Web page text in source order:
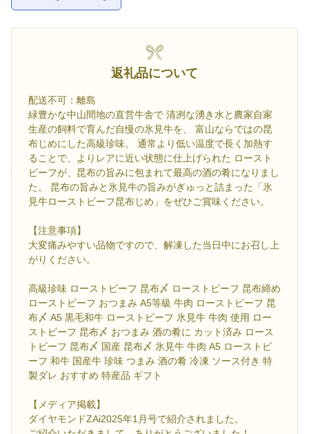
返礼品について
配送不可：離島
緑豊かな中山間地の直営牛舎で 清冽な湧き水と農家自家
生産の飼料で育んだ自慢の氷見牛を、 富山ならではの昆
布じめにした高級珍味。 通常より低い温度で長く加熱す
ることで、よりレアに近い状態に仕上げられた ロースト
ビーフが、昆布の旨みに包まれて最高の酒の肴になりまし
た。 昆布の旨みと氷見牛の旨みがぎゅっと詰まった「氷
見牛ローストビーフ昆布じめ」をぜひご賞味ください。
【注意事項】
大変痛みやすい品物ですので、解凍した当日中にお召し上
がりください。
高級珍味 ローストビーフ 昆布〆 ローストビーフ 昆布締め
ローストビーフ おつまみ A5等級 牛肉 ローストビーフ 昆
布〆 A5 黒毛和牛 ローストビーフ 氷見牛 牛肉 使用 ロー
ストビーフ 昆布〆 おつまみ 酒の肴に カット済み ロース
トビーフ 昆布〆 国産 昆布〆 氷見牛 牛肉 A5 ローストビ
ーフ 和牛 国産牛 珍味 つまみ 酒の肴 冷凍 ソース付き 特
製ダレ おすすめ 特産品 ギフト
【メディア掲載】
ダイヤモンドZAi2025年1月号で紹介されました。